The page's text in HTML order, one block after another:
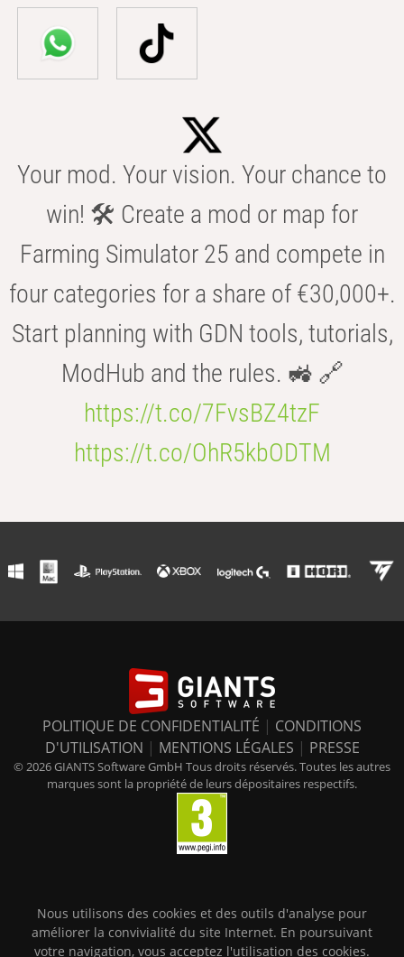
Your mod. Your vision. Your chance to
win! 🛠️ Create a mod or map for
Farming Simulator 25 and compete in
four categories for a share of €30,000+.
Start planning with GDN tools, tutorials,
ModHub and the rules. 🚜 🔗
https://t.co/7FvsBZ4tzF
https://t.co/OhR5kbODTM
POLITIQUE DE CONFIDENTIALITÉ | CONDITIONS
D'UTILISATION | MENTIONS LÉGALES | PRESSE
© 2026 GIANTS Software GmbH Tous droits réservés. Toutes les autres
marques sont la propriété de leurs dépositaires respectifs.
Nous utilisons des cookies et des outils d'analyse pour
améliorer la convivialité du site Internet. En poursuivant
votre navigation, vous acceptez l'utilisation des cookies.